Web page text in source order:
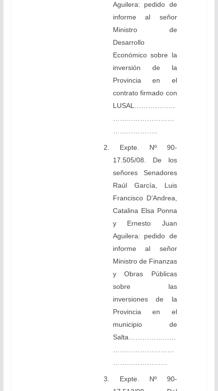
Aguilera: pedido de
informe al señor
Ministro de
Desarrollo
Económico sobre la
inversión de la
Provincia en el
contrato firmado con
LUSAL………………
………………………
………………..
2. Expte. Nº 90-
17.505/08. De los
señores Senadores
Raúl García, Luis
Francisco D’Andrea,
Catalina Elsa Ponna
y Ernesto Juan
Aguilera: pedido de
informe al señor
Ministro de Finanzas
y Obras Públicas
sobre las
inversiones de la
Provincia en el
municipio de
Salta…………………
………………………
……………………
3. Expte. Nº 90-